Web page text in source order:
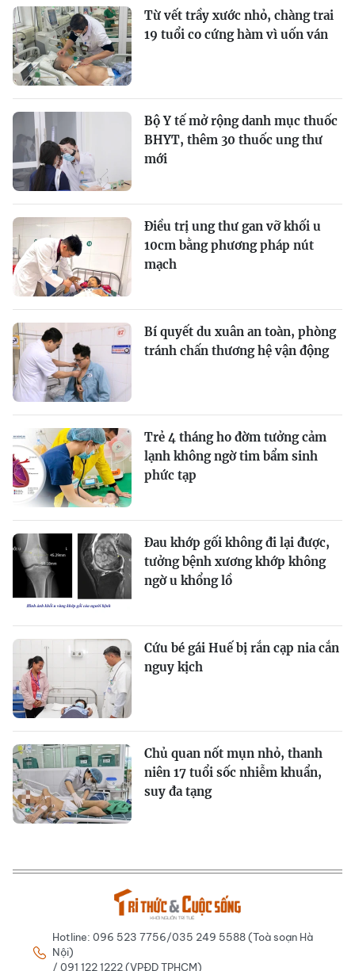
Từ vết trầy xước nhỏ, chàng trai
19 tuổi co cứng hàm vì uốn ván
Bộ Y tế mở rộng danh mục thuốc
BHYT, thêm 30 thuốc ung thư
mới
Điều trị ung thư gan vỡ khối u
10cm bằng phương pháp nút
mạch
Bí quyết du xuân an toàn, phòng
tránh chấn thương hệ vận động
Trẻ 4 tháng ho đờm tưởng cảm
lạnh không ngờ tim bẩm sinh
phức tạp
Đau khớp gối không đi lại được,
tưởng bệnh xương khớp không
ngờ u khổng lồ
Cứu bé gái Huế bị rắn cạp nia cắn
nguy kịch
Chủ quan nốt mụn nhỏ, thanh
niên 17 tuổi sốc nhiễm khuẩn,
suy đa tạng
Hotline: 096 523 7756/035 249 5588 (Toà soạn Hà
Nội)
/ 091 122 1222 (VPĐD TPHCM)